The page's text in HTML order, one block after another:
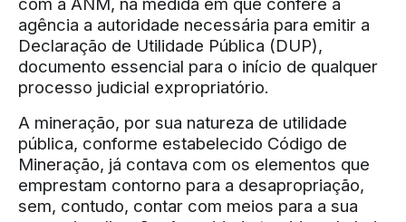
agência a autoridade necessária para emitir a
Declaração de Utilidade Pública (DUP),
documento essencial para o início de qualquer
processo judicial expropriatório.
A mineração, por sua natureza de utilidade
pública, conforme estabelecido Código de
Mineração, já contava com os elementos que
emprestam contorno para a desapropriação,
sem, contudo, contar com meios para a sua